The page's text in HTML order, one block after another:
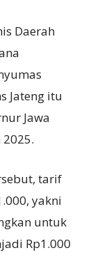
Daerah
Jateng itu
Jawa
tarif
yakni
untuk
Rp1.000